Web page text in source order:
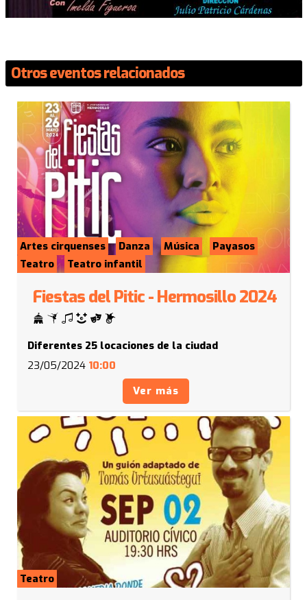
Otros eventos relacionados
Artes cirquenses Danza Música
Payasos
Teatro
Teatro infantil
Fiestas del Pitic - Hermosillo 2024
Diferentes 25 locaciones de la ciudad
23/05/2024 10:00
Ver más
Teatro